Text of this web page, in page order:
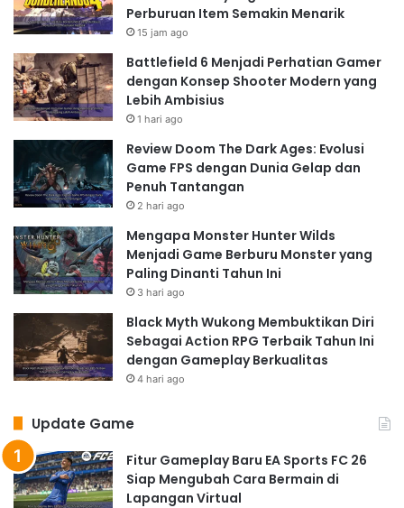
Perburuan Item Semakin Menarik
15 jam ago
Battlefield 6 Menjadi Perhatian Gamer
dengan Konsep Shooter Modern yang
Lebih Ambisius
1 hari ago
Review Doom The Dark Ages: Evolusi
Game FPS dengan Dunia Gelap dan
Penuh Tantangan
2 hari ago
Mengapa Monster Hunter Wilds
Menjadi Game Berburu Monster yang
Paling Dinanti Tahun Ini
3 hari ago
Black Myth Wukong Membuktikan Diri
Sebagai Action RPG Terbaik Tahun Ini
dengan Gameplay Berkualitas
4 hari ago
Update Game
Fitur Gameplay Baru EA Sports FC 26
Siap Mengubah Cara Bermain di
Lapangan Virtual